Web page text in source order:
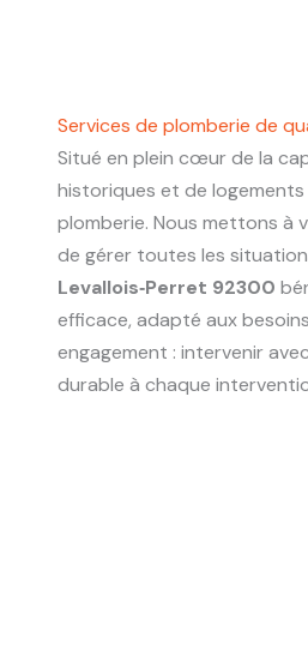
Services de plomberie de
Situé en plein cœur de la
historiques et de
plomberie. Nous mettons à
de gérer toutes les
Levallois‑Perret 92300
efficace, adapté aux
engagement : intervenir
durable à chaque